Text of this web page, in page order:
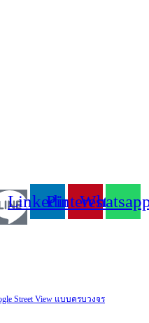
LinkedinPinterest
Street View แบบครบวงจร